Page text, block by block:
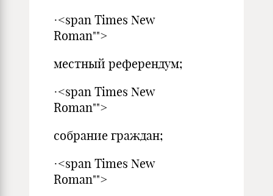
·<span Times New
Roman"">
местный референдум;
·<span Times New
Roman"">
собрание граждан;
·<span Times New
Roman"">